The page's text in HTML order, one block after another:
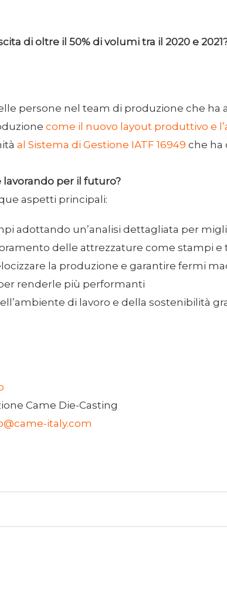
di oltre il 50% di volumi tra il 2020 e
persone nel team di produzione che ha
come il nuovo layout produttivo e
al Sistema di Gestione IATF 16949 che ha
per il futuro?
aspetti principali:
adottando un’analisi dettagliata per
delle attrezzature come stampi e
la produzione e garantire fermi
renderle più performanti
di lavoro e della sostenibilità
Came Die-Casting
italy.com